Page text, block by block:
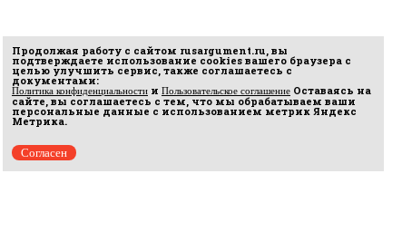
Продолжая работу с сайтом rusargument.ru, вы
подтверждаете использование cookies вашего браузера с
целью улучшить сервис, также соглашаетесь с
документами:
Политика конфиденциальности и Пользовательское соглашение Оставаясь на
сайте, вы соглашаетесь с тем, что мы обрабатываем ваши
персональные данные с использованием метрик Яндекс
Метрика.
Согласен